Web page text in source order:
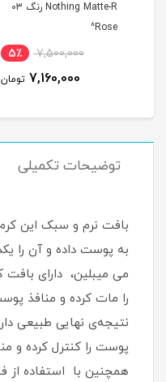
Nothing Matte-R رنگ 03
Rose^
7,500,000 5٪
7,160,000 تومان
توضیحات تکمیلی
بافت نرم و سبک این
به پوست داده و آن را
می میبلین، دارای
را مات کرده و منافذ
نتیجه‌ی نهایی طبیعی
پوست را کنترل کرده و